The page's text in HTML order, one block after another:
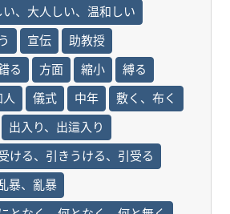
い、大人しい、温和しい
宣伝
助教授
る
方面 縮小
縛る
人 儀式 中年
敷く、布く
出入り、出這入り
ける、引きうける、引受る
暴、亂暴